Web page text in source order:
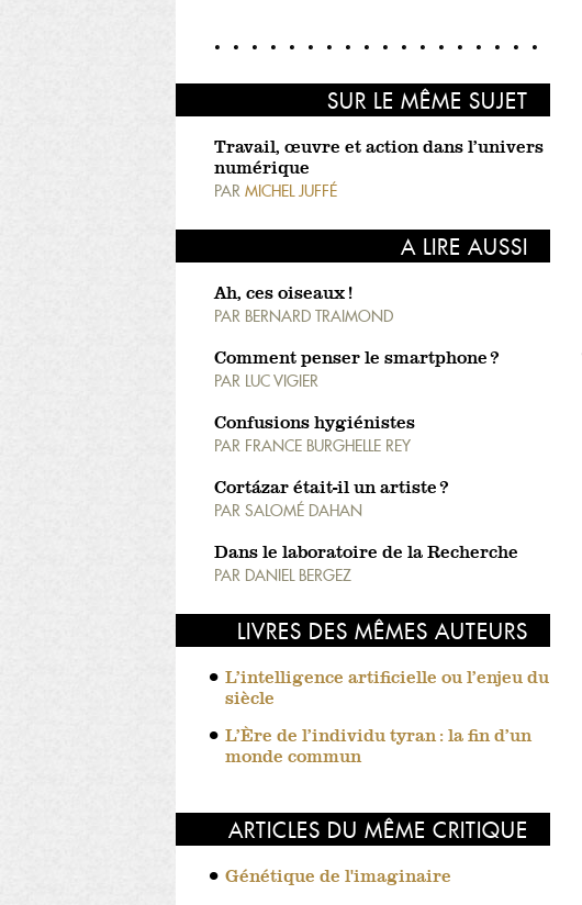
SUR LE MÊME SUJET
Travail, œuvre et action dans l’univers
numérique
PAR MICHEL JUFFÉ
A LIRE AUSSI
Ah, ces oiseaux !
PAR BERNARD TRAIMOND
Comment penser le smartphone ?
PAR LUC VIGIER
Confusions hygiénistes
PAR FRANCE BURGHELLE REY
Cortázar était-il un artiste ?
PAR SALOMÉ DAHAN
Dans le laboratoire de la Recherche
PAR DANIEL BERGEZ
LIVRES DES MÊMES AUTEURS
L’intelligence artificielle ou l’enjeu du
siècle
L’Ère de l’individu tyran : la fin d’un
monde commun
ARTICLES DU MÊME CRITIQUE
Génétique de l'imaginaire